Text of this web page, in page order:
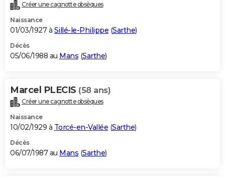
Créer une cagnotte obsèques
Naissance
01/03/1927 à Sillé-le-Philippe (Sarthe)
Décès
05/06/1988 au Mans (Sarthe)
Marcel PLECIS (58 ans)
Créer une cagnotte obsèques
Naissance
10/02/1929 à Torcé-en-Vallée (Sarthe)
Décès
06/07/1987 au Mans (Sarthe)